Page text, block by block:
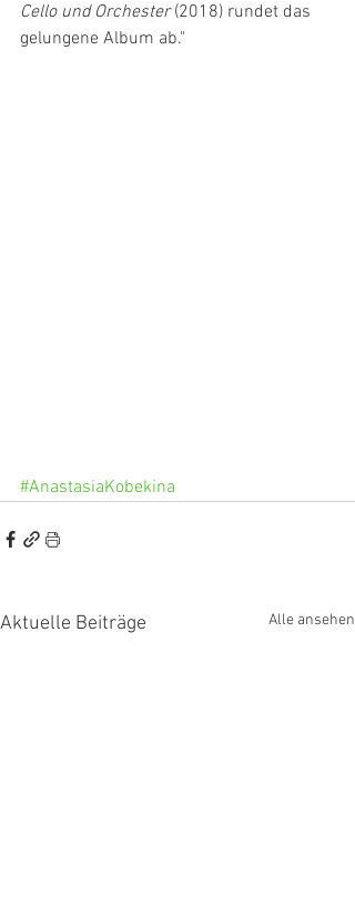
Cello und Orchester (2018) rundet das
gelungene Album ab."
#AnastasiaKobekina
Aktuelle Beiträge Alle ansehen